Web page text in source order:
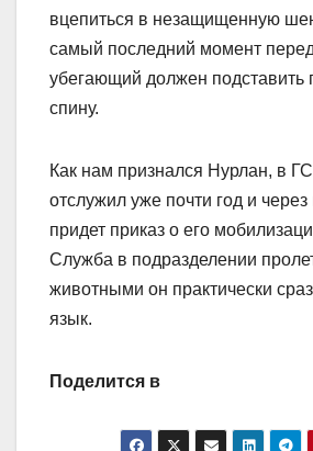
вцепиться в незащищенную
самый последний момент
убегающий должен подставить
спину.
Как нам признался Нурлан, в
отслужил уже почти год и
придет приказ о его
Служба в подразделении
животными он практически
язык.
Поделится в